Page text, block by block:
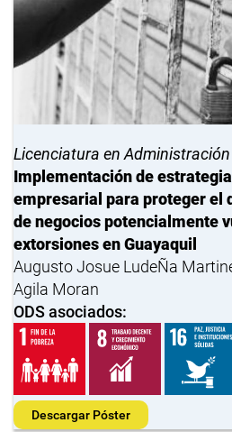
Licenciatura en
Implementación de
empresarial para proteger el
de negocios potencialmente
extorsiones en Guayaquil
Augusto Josue LudeÑa
Agila Moran
ODS asociados:
Descargar Póster